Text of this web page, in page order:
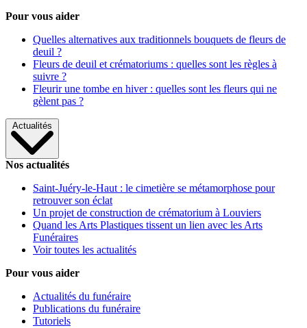
Pour vous aider
Quelles alternatives aux traditionnels bouquets de fleurs de
deuil ?
Fleurs de deuil et crématoriums : quelles sont les règles à
suivre ?
Fleurir une tombe en hiver : quelles sont les fleurs qui ne
gèlent pas ?
Actualités
Nos actualités
Saint-Juéry-le-Haut : le cimetière se métamorphose pour
retrouver son éclat
Un projet de construction de crématorium à Louviers
Quand les Arts Plastiques tissent un lien avec les Arts
Funéraires
Voir toutes les actualités
Pour vous aider
Actualités du funéraire
Publications du funéraire
Tutoriels